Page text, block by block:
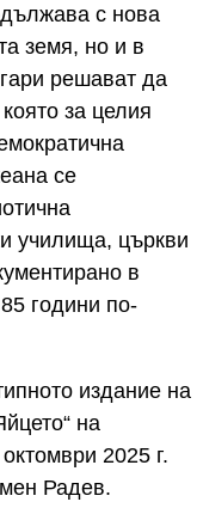
с нова
земя, но и в
решават да
за целия
се
училища, църкви
в
години по-
издание на
на
2025 г.
Радев.